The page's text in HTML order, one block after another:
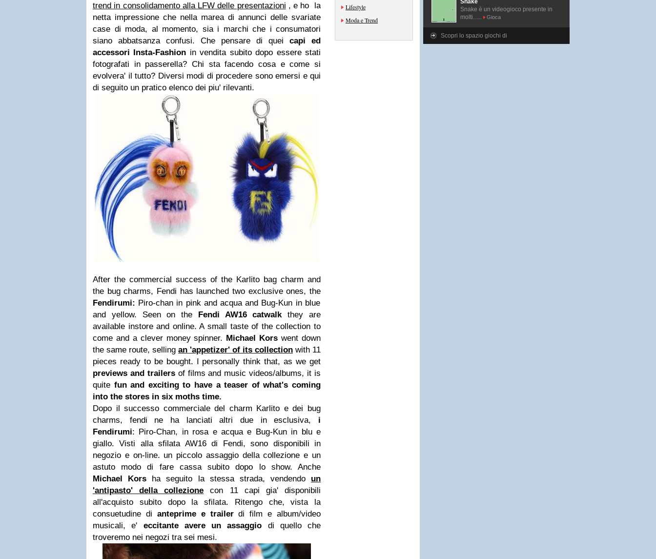
trend in consolidamento alla LFW delle presentazioni , e ho la
netta impressione che nella marea di annunci delle svariate
case di moda, al momento, sia i marchi che i consumatori
siano abbatsanza confusi. Che pensare di quei capi ed
accessori Insta-Fashion in vendita subito dopo essere stati
fotografati in passerella? Chi sta facendo cosa e come si
evolvera' il tutto? Diversi modi di procedere sono emersi e qui
di seguito un pratico elenco dei piu' rilevanti.
After the commercial success of the Karlito bag charm and
the bug charms, Fendi has launched two exclusive ones, the
Fendirumi: Piro-chan in pink and acqua and Bug-Kun in blue
and yellow. Seen on the Fendi AW16 catwalkthey are
available instore and online. A small taste of the collection to
come and a clever money spinner. Michael Kors went down
the same route, selling an 'appetizer' of its collection with 11
pieces ready to be bought. I personally think that, as we get
previews and trailersof films and music videos/albums, it is
quite fun and exciting to have a teaser of what's coming
into the stores in six moths time.
Dopo il successo commerciale del charm Karlito e dei bug
charms, fendi ne ha lanciati altri due in esclusiva, i
Fendirumi: Piro-Chan, in rosa e acqua e Bug-Kun in blu e
giallo. Visti alla sfilata AW16 di Fendi, sono disponibili in
negozio e on-line. un piccolo assaggio della collezione e un
astuto modo di fare cassa subito dopo lo show. Anche
Michael Kors ha seguito la stessa strada, vendendo
un
'antipasto' della collezione con 11 capi gia' disponibili
all'acquisto subito dopo la sfilata. Ritengo che, vista la
consuetudine di anteprime e trailerdi film e album/video
musicali, e' eccitante avere un assaggio di quello che
troveremo nei negozi tra sei mesi.
Lifestyle
Moda e Trend
Snake
Snake è un videogioco presente in
molti......
Gioca
Scopri lo spazio giochi di